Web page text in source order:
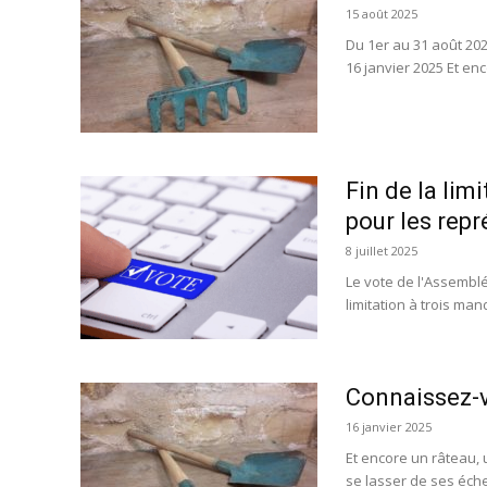
15 août 2025
Du 1er au 31 août
16 janvier 2025 Et
Fin de la
pour les
8 juillet 2025
Le vote de
limitation à trois
16 janvier 2025
Et encore un
se lasser de ses